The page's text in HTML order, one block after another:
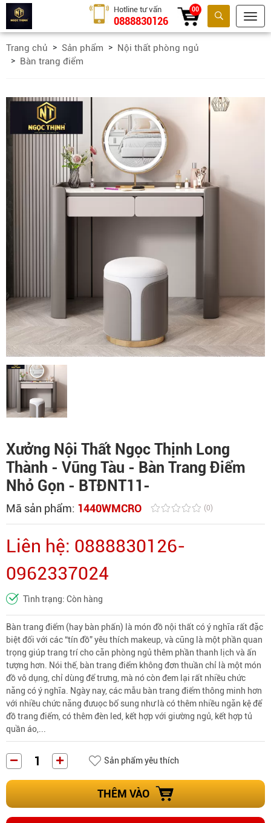
Tìm kiếm
Hotline tư vấn
0888830126
00
Trang chủ Sản phẩm
Nội thất phòng ngủ
Bàn trang điểm
Xưởng Nội Thất Ngọc Thịnh Long
Thành - Vũng Tàu - Bàn Trang Điểm
Nhỏ Gọn - BTĐNT11-
Mã sản phẩm: 1440WMCRO (0)
Liên hệ: 0888830126-
0962337024
Tình trạng: Còn hàng
Bàn trang điểm (hay bàn phấn) là món đồ nội thất có ý nghĩa rất đặc
biệt đối với các “tín đồ” yêu thích makeup, và cũng là một phần quan
trọng giúp trang trí cho căn phòng ngủ thêm phần thanh lịch và ấn
tượng hơn. Nói thế, bàn trang điểm không đơn thuần chỉ là một món
đồ vô dụng, chỉ dùng để trưng, mà nó còn đem lại rất nhiều chức
năng có ý nghĩa. Ngày nay, các mẫu bàn trang điểm thông minh hơn
với nhiều chức năng đưuọc bổ sung như là có thêm nhiều ngăn kệ để
đồ trang điểm, có thêm đèn led, kết hợp với giường ngủ, kết hợp tủ
quần áo,...
Sản phẩm yêu thích
THÊM VÀO